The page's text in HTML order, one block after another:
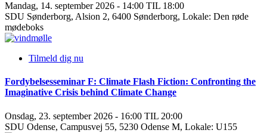
Mandag, 14. september 2026 - 14:00 TIL 18:00
SDU Sønderborg, Alsion 2, 6400 Sønderborg, Lokale: Den røde
mødeboks
Tilmeld dig nu
Fordybelsesseminar F: Climate Flash Fiction: Confronting the
Imaginative Crisis behind Climate Change
Onsdag, 23. september 2026 - 16:00 TIL 20:00
SDU Odense, Campusvej 55, 5230 Odense M, Lokale: U155